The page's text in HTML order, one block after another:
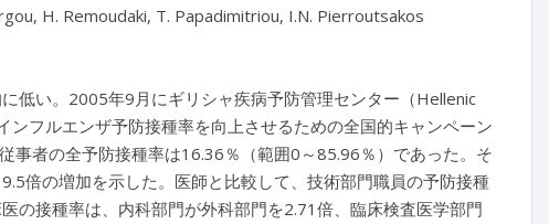
H. Remoudaki, T. Papadimitriou, I.N. Pierroutsakos
低い。2005年9月にギリシャ疾病予防管理センター（Hellenic
フルエンザ予防接種率を向上させるための全国的キャンペーン
事者の全予防接種率は16.36％（範囲0～85.96％）であった。そ
倍の増加を示した。医師と比較して、技術部門職員の予防接種
の接種率は、内科部門が外科部門を2.71倍、臨床検査医学部門